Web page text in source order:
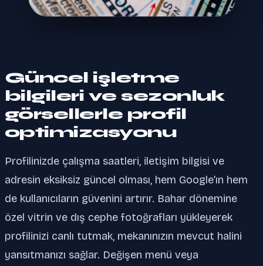
Güncel işletme
bilgileri ve sezonluk
görsellerle profil
optimizasyonu
Profilinizde çalışma saatleri, iletişim bilgisi ve
adresin eksiksiz güncel olması, hem Google’ın hem
de kullanıcıların güvenini artırır. Bahar dönemine
özel vitrin ve dış cephe fotoğrafları yükleyerek
profilinizi canlı tutmak, mekanınızın mevcut halini
yansıtmanızı sağlar. Değişen menü veya